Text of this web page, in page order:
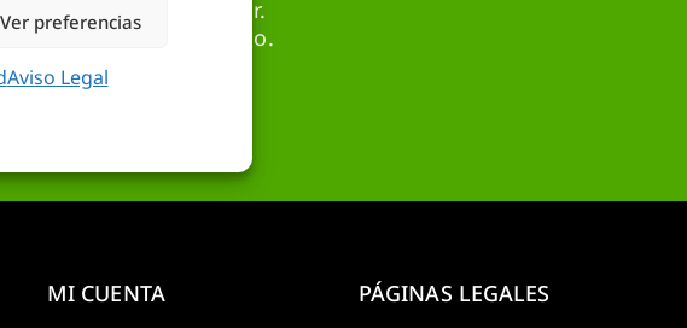
Ver preferencias
Aviso Legal
en el sector.
adecuado.
deportivas.
MI CUENTA PÁGINAS LEGALES